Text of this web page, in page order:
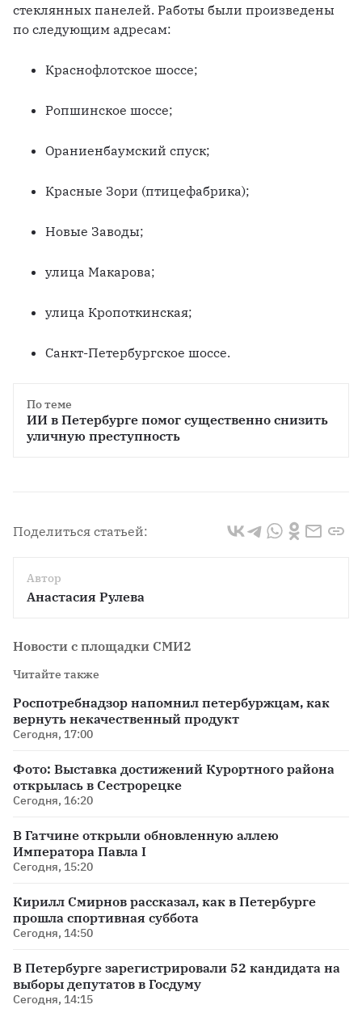
стеклянных панелей. Работы были произведены
по следующим адресам:
Краснофлотское шоссе;
Ропшинское шоссе;
Ораниенбаумский спуск;
Красные Зори (птицефабрика);
Новые Заводы;
улица Макарова;
улица Кропоткинская;
Санкт-Петербургское шоссе.
По теме
ИИ в Петербурге помог существенно снизить
уличную преступность
Поделиться статьей:
Автор
Анастасия Рулева
Новости с площадки СМИ2
Читайте также
Роспотребнадзор напомнил петербуржцам, как
вернуть некачественный продукт
Сегодня, 17:00
Фото: Выставка достижений Курортного района
открылась в Сестрорецке
Сегодня, 16:20
В Гатчине открыли обновленную аллею
Императора Павла I
Сегодня, 15:20
Кирилл Смирнов рассказал, как в Петербурге
прошла спортивная суббота
Сегодня, 14:50
В Петербурге зарегистрировали 52 кандидата на
выборы депутатов в Госдуму
Сегодня, 14:15